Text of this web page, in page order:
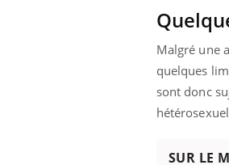
Malgré une
quelques
sont donc
SUR LE